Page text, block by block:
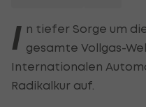
I n tiefer Sorge um
gesamte Vollgas-
Internationalen
Radikalkur auf.